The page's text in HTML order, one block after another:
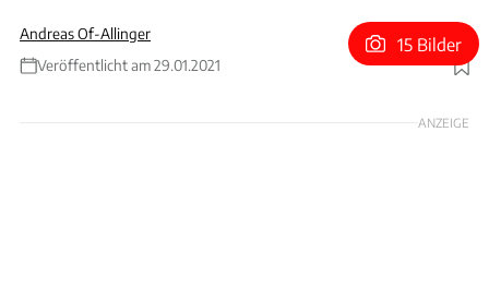
Andreas Of-Allinger
Veröffentlicht am 29.01.2021
Foto: RM Sotheby's
15 Bilder
ANZEIGE